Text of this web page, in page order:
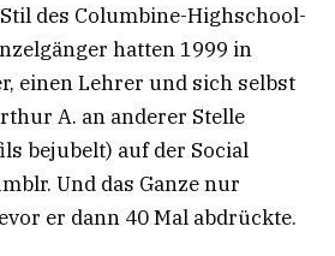
des Columbine-Highschool-
hatten 1999 in
einen Lehrer und sich selbst
A. an anderer Stelle
bejubelt) auf der Social
Und das Ganze nur
er dann 40 Mal abdrückte.